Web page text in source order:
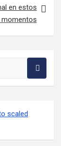
en estos